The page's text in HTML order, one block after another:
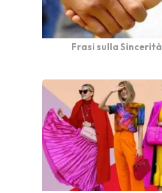
Frasi sulla Sincerità